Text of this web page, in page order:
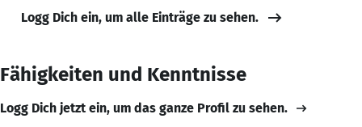
Logg Dich ein, um alle Einträge zu sehen.
Fähigkeiten und Kenntnisse
Logg Dich jetzt ein, um das ganze Profil zu sehen.